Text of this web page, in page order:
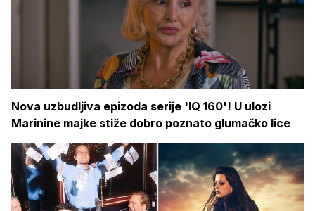
Nova uzbudljiva epizoda serije 'IQ 160'! U ulozi
Marinine majke stiže dobro poznato glumačko lice